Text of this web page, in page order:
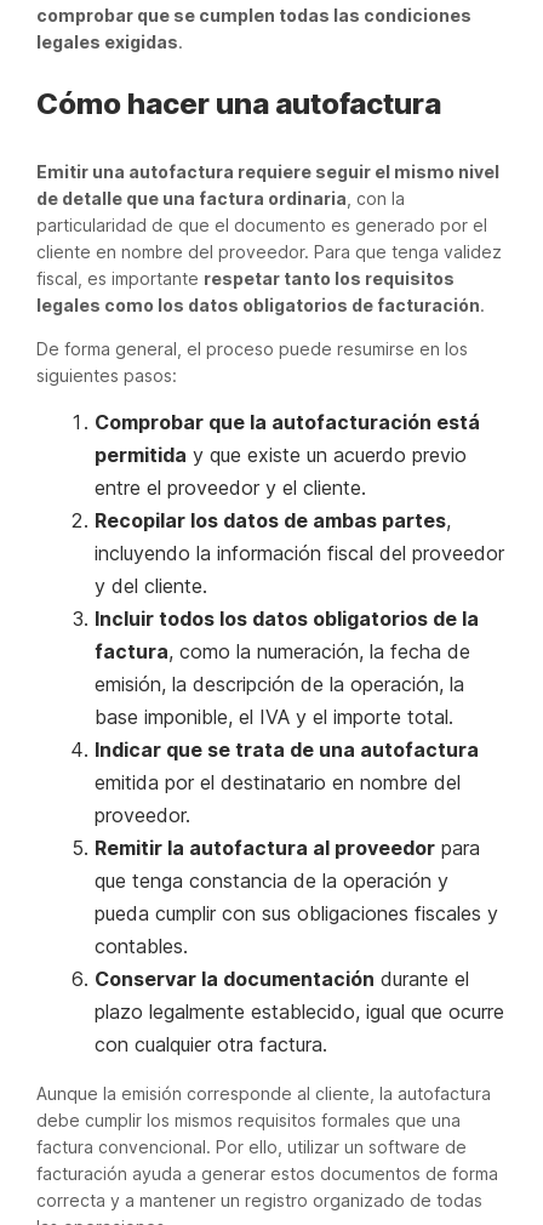
comprobar que se cumplen todas las condiciones
legales exigidas.
Cómo hacer una autofactura
Emitir una autofactura requiere seguir el mismo nivel
de detalle que una factura ordinaria , con la
particularidad de que el documento es generado por el
cliente en nombre del proveedor. Para que tenga validez
fiscal, es importante respetar tanto los requisitos
legales como los datos obligatorios de facturación.
De forma general, el proceso puede resumirse en los
siguientes pasos:
Comprobar que la autofacturación está
permitida y que existe un acuerdo previo
entre el proveedor y el cliente.
Recopilar los datos de ambas partes,
incluyendo la información fiscal del proveedor
y del cliente.
Incluir todos los datos obligatorios de la
factura, como la numeración, la fecha de
emisión, la descripción de la operación, la
base imponible, el IVA y el importe total.
Indicar que se trata de una autofactura
emitida por el destinatario en nombre del
proveedor.
Remitir la autofactura al proveedor para
que tenga constancia de la operación y
pueda cumplir con sus obligaciones fiscales y
contables.
Conservar la documentación durante el
plazo legalmente establecido, igual que ocurre
con cualquier otra factura.
Aunque la emisión corresponde al cliente, la autofactura
debe cumplir los mismos requisitos formales que una
factura convencional. Por ello, utilizar un software de
facturación ayuda a generar estos documentos de forma
correcta y a mantener un registro organizado de todas